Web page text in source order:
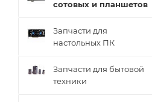
сотовых и планшетов
Запчасти для
настольных ПК
Запчасти для бытовой
техники